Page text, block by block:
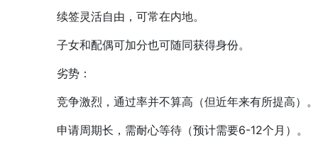
续签灵活自由，可常在内地。
子女和配偶可加分也可随同获得身份。
劣势：
竞争激烈，通过率并不算高（但近年来有所提高）。
申请周期长，需耐心等待（预计需要6-12个月）。